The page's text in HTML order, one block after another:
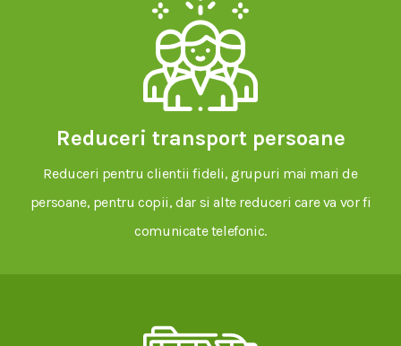
Reduceri transport persoane
Reduceri pentru clientii fideli, grupuri mai mari de
persoane, pentru copii, dar si alte reduceri care va vor fi
comunicate telefonic.